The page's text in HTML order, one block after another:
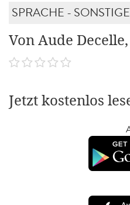
SPRACHE - SONSTIGE
Von Aude
Jetzt kostenlos